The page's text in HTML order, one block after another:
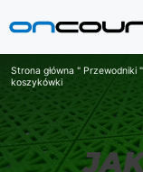
do
Strona główna " Przewodniki "
koszykówki